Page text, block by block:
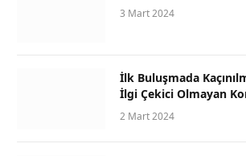
3 Mart 2024
İlk Buluşmada
İlgi Çekici Olmayan
2 Mart 2024